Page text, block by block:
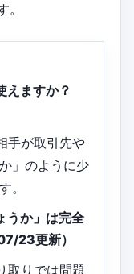
えますか？
手が取引先や
」のように少
。
うか」は完全
23更新）
取りでは問題